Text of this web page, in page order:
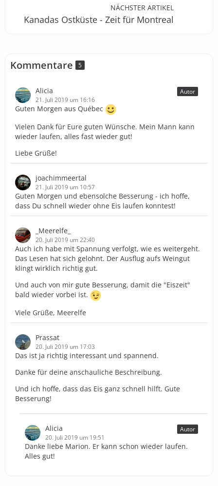
NÄCHSTER ARTIKEL
Kanadas Ostküste - Zeit für Montreal
Kommentare 5
Alicia
21. Juli 2019 um 16:16
Autor
Guten Morgen aus Québec
Vielen Dank für Eure guten Wünsche. Mein Mann kann
wieder laufen, alles fast wieder gut!
Liebe Grüße!
joachimmeertal
21. Juli 2019 um 10:57
Guten Morgen und ebensolche Besserung - ich hoffe,
dass Du schnell wieder ohne Eis laufen konntest!
_Meerelfe_
20. Juli 2019 um 22:40
Auch ich habe mit Spannung verfolgt, wie es weitergeht.
Das Lesen hat sich gelohnt. Der Ausflug aufs Weingut
klingt wirklich richtig gut.
Und auch von mir gute Besserung, damit die "Eiszeit"
bald wieder vorbei ist.
Viele Grüße, Meerelfe
Prassat
20. Juli 2019 um 17:03
Das ist ja richtig interessant und spannend.
Danke für deine anschauliche Beschreibung.
Und ich hoffe, dass das Eis ganz schnell hilft. Gute
Besserung!
Alicia
20. Juli 2019 um 19:51
Autor
Danke liebe Marion. Er kann schon wieder laufen.
Alles gut!